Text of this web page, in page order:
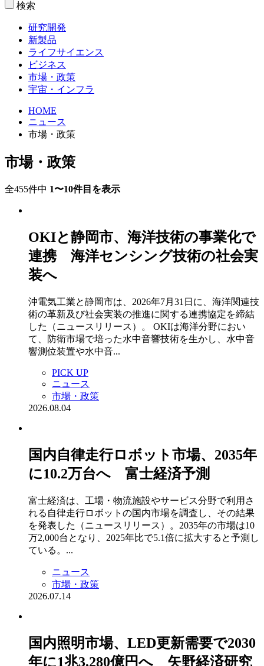
検索
研究開発
新製品
ライフサイエンス
ビジネス
市場・政策
宇宙・インフラ
HOME
ニュース
市場・政策
市場・政策
全455件中 1〜10件目を表示
OKIと静岡市、海洋技術の事業化で
連携 海洋センシング技術の社会実
装へ
沖電気工業と静岡市は、2026年7月31日に、海洋関連技
術の革新及び社会実装の推進に関する連携協定を締結
した（ニュースリリース）。 OKIは海洋分野におい
て、防衛市場で培った水中音響技術を生かし、水中音
響測位装置や水中音...
PICK UP
ニュース
市場・政策
2026.08.04
国内自律走行ロボット市場、2035年
に10.2万台へ 富士経済予測
富士経済は、工場・物流施設やサービス分野で利用さ
れる自律走行ロボットの国内市場を調査し、その結果
を発表した（ニュースリリース）。2035年の市場は10
万2,000台となり、2025年比で5.1倍に拡大すると予測し
ている。...
ニュース
市場・政策
2026.07.14
国内照明市場、LED更新需要で2030
年に1兆3,280億円へ 矢野経済研究